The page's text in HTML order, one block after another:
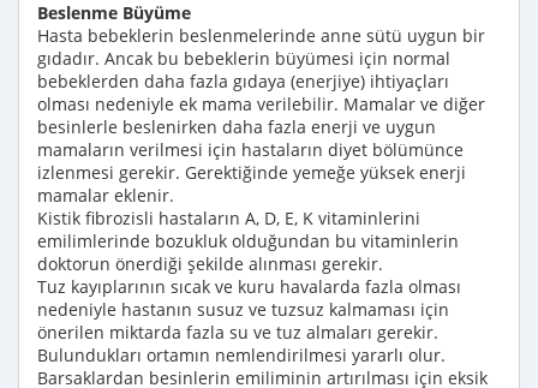
Beslenme Büyüme
Hasta bebeklerin beslenmelerinde anne sütü uygun bir
gıdadır. Ancak bu bebeklerin büyümesi için normal
bebeklerden daha fazla gıdaya (enerjiye) ihtiyaçları
olması nedeniyle ek mama verilebilir. Mamalar ve diğer
besinlerle beslenirken daha fazla enerji ve uygun
mamaların verilmesi için hastaların diyet bölümünce
izlenmesi gerekir. Gerektiğinde yemeğe yüksek enerji
mamalar eklenir.
Kistik fibrozisli hastaların A, D, E, K vitaminlerini
emilimlerinde bozukluk olduğundan bu vitaminlerin
doktorun önerdiği şekilde alınması gerekir.
Tuz kayıplarının sıcak ve kuru havalarda fazla olması
nedeniyle hastanın susuz ve tuzsuz kalmaması için
önerilen miktarda fazla su ve tuz almaları gerekir.
Bulundukları ortamın nemlendirilmesi yararlı olur.
Barsaklardan besinlerin emiliminin artırılması için eksik